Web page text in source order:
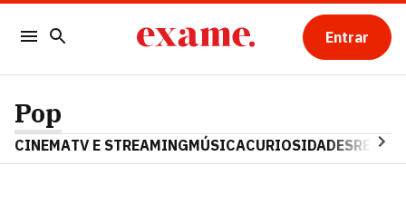
Entrar
Pop
CINEMATV E STREAMINGMÚSICACURIOSIDADES